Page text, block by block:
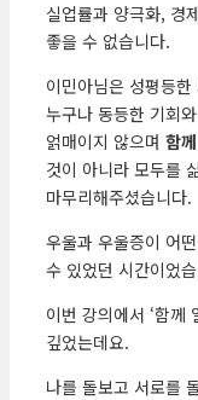
실업률과 양극화, 경
좋을 수 없습니다.
이민아님은 성평등
누구나 동등한 기회
얽매이지 않으며 함
것이 아니라 모두를
마무리해주셨습니다.
우울과 우울증이 어
수 있었던 시간이었
이번 강의에서 ‘함께
깊었는데요.
나를 돌보고 서로를